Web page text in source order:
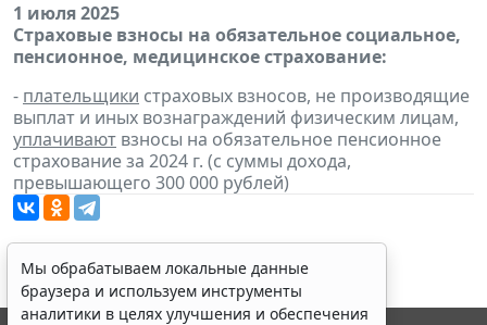
1 июля 2025
Страховые взносы на обязательное социальное,
пенсионное, медицинское страхование:
- плательщики страховых взносов, не производящие
выплат и иных вознаграждений физическим лицам,
уплачивают взносы на обязательное пенсионное
страхование за 2024 г. (с суммы дохода,
превышающего 300 000 рублей)
Мы обрабатываем локальные данные
браузера и используем инструменты
аналитики в целях улучшения и обеспечения